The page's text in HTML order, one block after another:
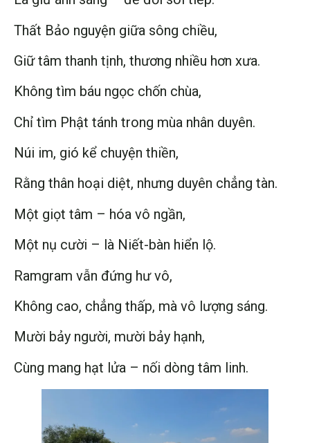
Thất Bảo nguyện giữa sông chiều,
Giữ tâm thanh tịnh, thương nhiều hơn xưa.
Không tìm báu ngọc chốn chùa,
Chỉ tìm Phật tánh trong mùa nhân duyên.
Núi im, gió kể chuyện thiền,
Rằng thân hoại diệt, nhưng duyên chẳng tàn.
Một giọt tâm – hóa vô ngần,
Một nụ cười – là Niết-bàn hiển lộ.
Ramgram vẫn đứng hư vô,
Không cao, chẳng thấp, mà vô lượng sáng.
Mười bảy người, mười bảy hạnh,
Cùng mang hạt lửa – nối dòng tâm linh.